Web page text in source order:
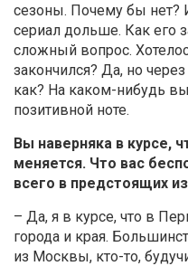
сезоны. Почему бы нет?
сериал дольше. Как его
сложный вопрос.
закончился? Да, но
как? На каком-нибудь
позитивной ноте.
Вы наверняка в курсе,
меняется. Что вас
всего в предстоящих
– Да, я в курсе, что в
города и края.
из Москвы, кто-то,